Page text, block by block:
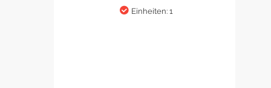
Einheiten: 1